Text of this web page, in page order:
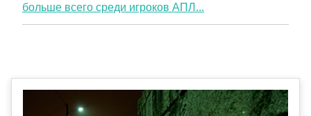
больше всего среди игроков АПЛ...